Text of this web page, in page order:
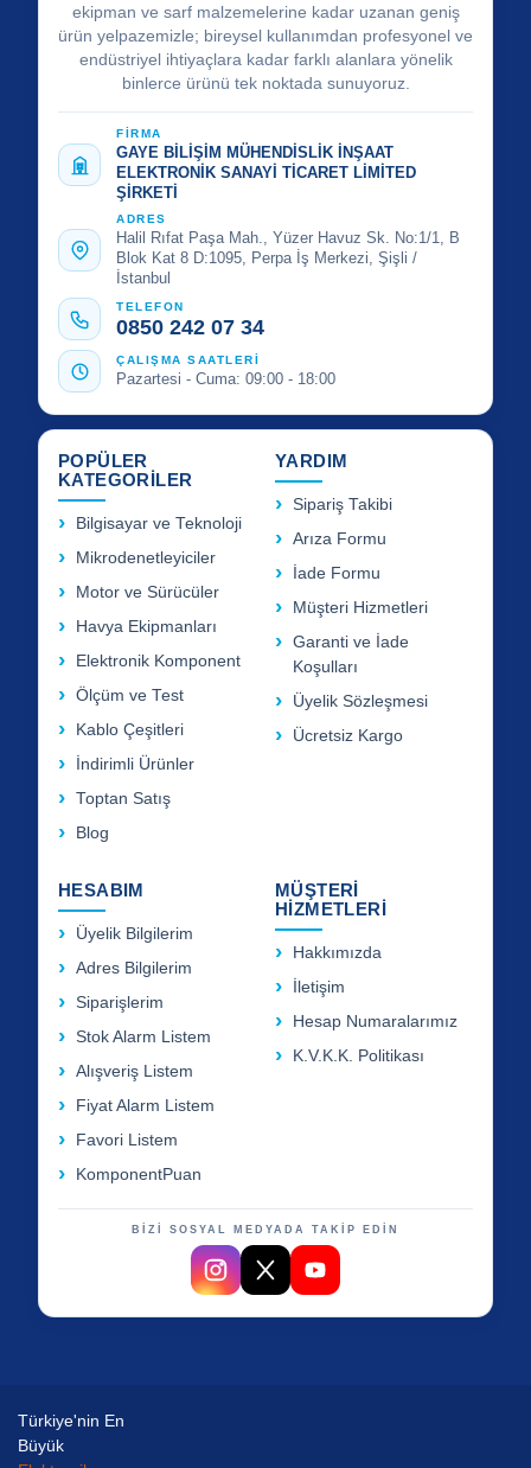
ekipman ve sarf malzemelerine kadar uzanan geniş
ürün yelpazemizle; bireysel kullanımdan profesyonel ve
endüstriyel ihtiyaçlara kadar farklı alanlara yönelik
binlerce ürünü tek noktada sunuyoruz.
FİRMA
GAYE BİLİŞİM MÜHENDİSLİK İNŞAAT
ELEKTRONİK SANAYİ TİCARET LİMİTED
ŞİRKETİ
ADRES
Halil Rıfat Paşa Mah., Yüzer Havuz Sk. No:1/1, B
Blok Kat 8 D:1095, Perpa İş Merkezi, Şişli /
İstanbul
TELEFON
0850 242 07 34
ÇALIŞMA SAATLERİ
Pazartesi - Cuma: 09:00 - 18:00
POPÜLER
KATEGORİLER
Bilgisayar ve Teknoloji
Mikrodenetleyiciler
Motor ve Sürücüler
Havya Ekipmanları
Elektronik Komponent
Ölçüm ve Test
Kablo Çeşitleri
İndirimli Ürünler
Toptan Satış
Blog
YARDIM
Sipariş Takibi
Arıza Formu
İade Formu
Müşteri Hizmetleri
Garanti ve İade
Koşulları
Üyelik Sözleşmesi
Ücretsiz Kargo
HESABIM
Üyelik Bilgilerim
Adres Bilgilerim
Siparişlerim
Stok Alarm Listem
Alışveriş Listem
Fiyat Alarm Listem
Favori Listem
KomponentPuan
MÜŞTERİ
HİZMETLERİ
Hakkımızda
İletişim
Hesap Numaralarımız
K.V.K.K. Politikası
BİZİ SOSYAL MEDYADA TAKİP EDİN
Türkiye'nin En
Büyük